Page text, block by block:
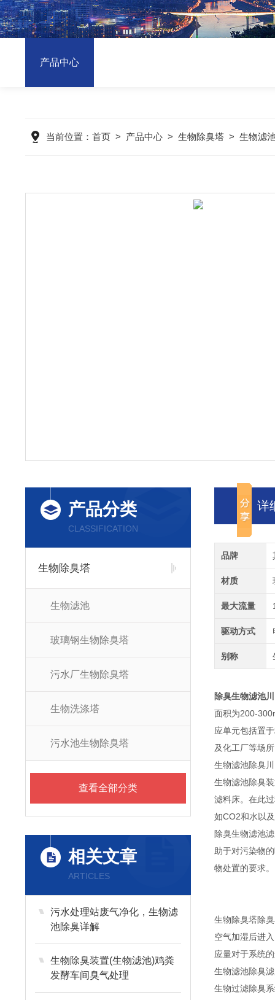
产品中心
当前位置： 首页> 产品中心> 生物除臭塔> 生物滤
产品分类
CLASSIFICATION
生物除臭塔
生物滤池
玻璃钢生物除臭塔
污水厂生物除臭塔
生物洗涤塔
污水池生物除臭塔
查看全部分类
相关文章
ARTICLES
污水处理站废气净化，生物滤
池除臭详解
生物除臭装置(生物滤池)鸡粪
发酵车间臭气处理
详
品牌
材质
最大流量
驱动方式
别称
除臭生物滤池
面积为200-
应单元包括置
及化工厂等场
生物滤池除臭
生物滤池除臭
滤料床。在此
如CO2和水以
除臭生物滤池
助于对污染物
物处置的要求。
生物除臭塔除
空气加湿后进
应量对于系统
生物滤池除臭
生物过滤除臭